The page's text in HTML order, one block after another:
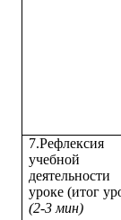
7.Рефлексия
учебной
уроке (итог
(2-3 мин)